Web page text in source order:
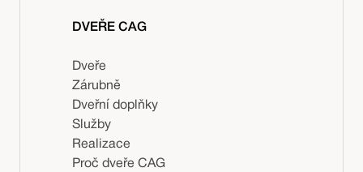
DVEŘE CAG
Dveře
Zárubně
Dveřní doplňky
Služby
Realizace
Proč dveře CAG